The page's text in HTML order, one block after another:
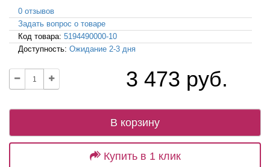
0 отзывов
Задать вопрос о товаре
Код товара: 5194490000-10
Доступность: Ожидание 2-3 дня
3 473 руб.
В корзину
Купить в 1 клик